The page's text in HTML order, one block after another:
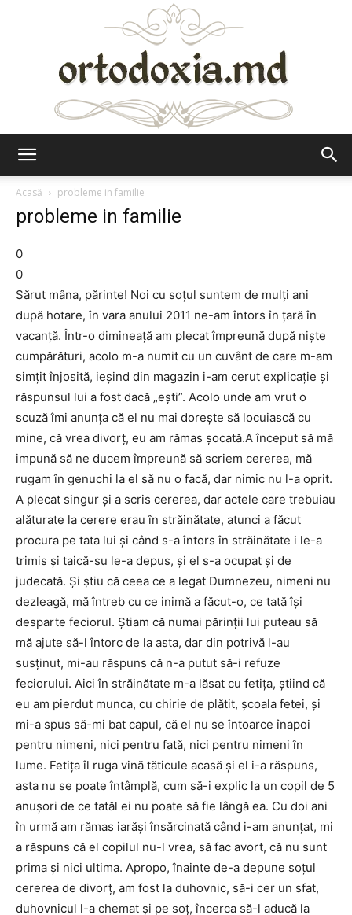
Acasă
probleme in familie
probleme in familie
0
0
Sărut mâna, părinte! Noi cu soţul suntem de mulţi ani
după hotare, în vara anului 2011 ne-am întors în ţară în
vacanţă. Într-o dimineaţă am plecat împreună după nişte
cumpărături, acolo m-a numit cu un cuvânt de care m-am
simţit înjosită, ieşind din magazin i-am cerut explicaţie şi
răspunsul lui a fost dacă „eşti”. Acolo unde am vrut o
scuză îmi anunţa că el nu mai doreşte să locuiască cu
mine, că vrea divorţ, eu am rămas şocată.A început să mă
impună să ne ducem împreună să scriem cererea, mă
rugam în genuchi la el să nu o facă, dar nimic nu l-a oprit.
A plecat singur şi a scris cererea, dar actele care trebuiau
alăturate la cerere erau în străinătate, atunci a făcut
procura pe tata lui şi când s-a întors în străinătate i le-a
trimis şi taică-su le-a depus, şi el s-a ocupat şi de
judecată. Şi ştiu că ceea ce a legat Dumnezeu, nimeni nu
dezleagă, mă întreb cu ce inimă a făcut-o, ce tată îşi
desparte feciorul. Ştiam că numai părinţii lui puteau să
mă ajute să-l întorc de la asta, dar din potrivă l-au
susţinut, mi-au răspuns că n-a putut să-i refuze
feciorului. Aici în străinătate m-a lăsat cu fetiţa, ştiind că
eu am pierdut munca, cu chirie de plătit, şcoala fetei, şi
mi-a spus să-mi bat capul, că el nu se întoarce înapoi
pentru nimeni, nici pentru fată, nici pentru nimeni în
lume. Fetiţa îl ruga vină tăticule acasă şi el i-a răspuns,
asta nu se poate întâmplă, cum să-i explic la un copil de 5
anuşori de ce tatăl ei nu poate să fie lângă ea. Cu doi ani
în urmă am rămas iarăşi însărcinată când i-am anunţat, mi
a răspuns că el copilul nu-l vrea, să fac avort, că nu sunt
prima şi nici ultima. Apropo, înainte de-a depune soţul
cererea de divorţ, am fost la duhovnic, să-i cer un sfat,
duhovnicul l-a chemat şi pe soţ, încerca să-l aducă la